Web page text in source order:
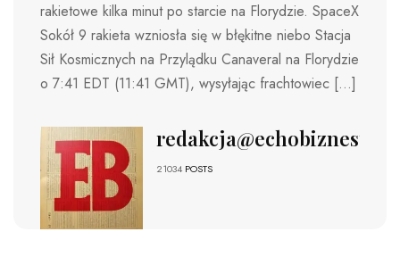
rakietowe kilka minut po starcie na Florydzie. SpaceX
Sokół 9 rakieta wzniosła się w błękitne niebo Stacja
Sił Kosmicznych na Przylądku Canaveral na Florydzie
o 7:41 EDT (11:41 GMT), wysyłając frachtowiec […]
redakcja@echobiznesu.pl
21034 POSTS